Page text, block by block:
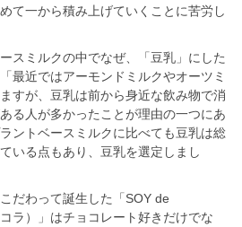
て一から積み上げていくことに苦労し
スミルクの中でなぜ、「豆乳」にした
最近ではアーモンドミルクやオーツミ
すが、豆乳は前から身近な飲み物で消
る人が多かったことが理由の一つにあ
ントベースミルクに比べても豆乳は総
いる点もあり、豆乳を選定しまし
だわって誕生した「SOY de
ラ）」はチョコレート好きだけでな